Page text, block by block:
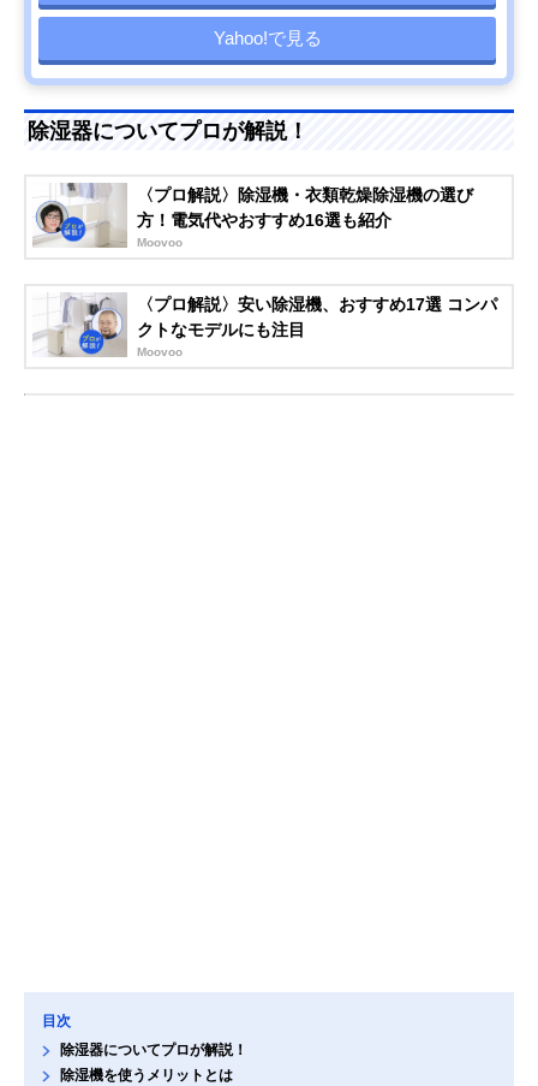
Yahoo!で見る
除湿器についてプロが解説！
〈プロ解説〉除湿機・衣類乾燥除湿機の選び
方！電気代やおすすめ16選も紹介
Moovoo
〈プロ解説〉安い除湿機、おすすめ17選 コンパ
クトなモデルにも注目
Moovoo
目次
除湿器についてプロが解説！
除湿機を使うメリットとは